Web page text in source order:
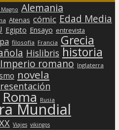
Alemania
Atenas cómic Edad Media
Egipto Ensayo entrevista
filosofía Francia Grecia
Hislibris historia
Imperio romano Inglaterra
novela
Roma Rusia
Mundial
Viajes vikingos